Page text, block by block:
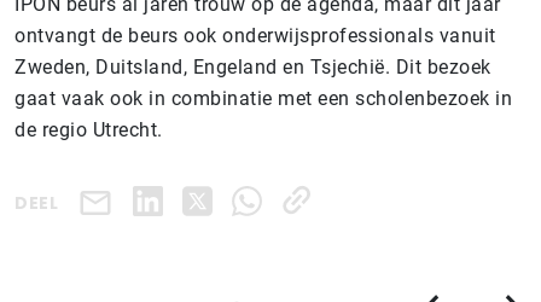
ontvangt de beurs ook onderwijsprofessionals vanuit
Zweden, Duitsland, Engeland en Tsjechië. Dit bezoek
gaat vaak ook in combinatie met een scholenbezoek in
de regio Utrecht.
DEEL